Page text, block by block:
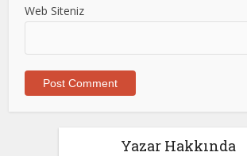
Web Siteniz
Yazar Hakkında